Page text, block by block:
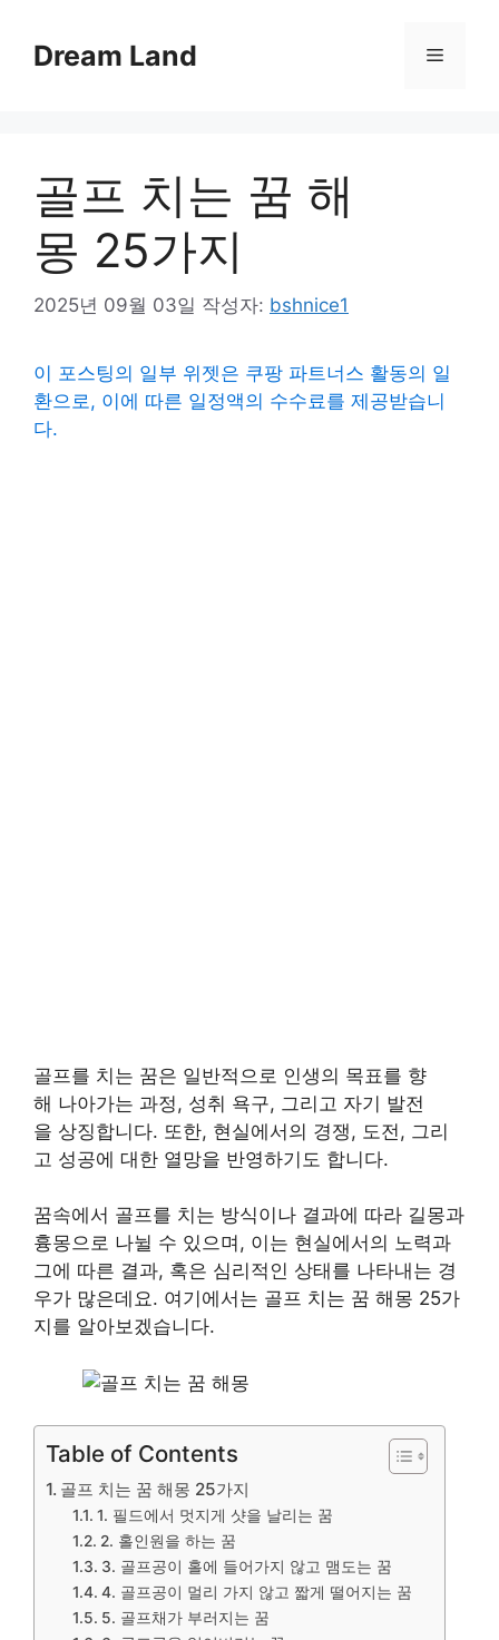
Dream Land 메
​골프 치는 꿈 해
몽 25가지
2025년 09월 03일 작성자: bshnice1
이 포스팅의 일부 위젯은 쿠팡 파트너스 활동의 일
환으로, 이에 따른 일정액의 수수료를 제공받습니
다.
골프를 치는 꿈은 일반적으로 인생의 목표를 향
해 나아가는 과정, 성취 욕구, 그리고 자기 발전
을 상징합니다. 또한, 현실에서의 경쟁, 도전, 그리
고 성공에 대한 열망을 반영하기도 합니다.
꿈속에서 골프를 치는 방식이나 결과에 따라 길몽과
흉몽으로 나뉠 수 있으며, 이는 현실에서의 노력과
그에 따른 결과, 혹은 심리적인 상태를 나타내는 경
우가 많은데요. 여기에서는 골프 치는 꿈 해몽 25가
지를 알아보겠습니다.
Table of Contents
​골프 치는 꿈 해몽 25가지
​1. 필드에서 멋지게 샷을 날리는 꿈
​2. 홀인원을 하는 꿈
3. 골프공이 홀에 들어가지 않고 맴도는 꿈
4. 골프공이 멀리 가지 않고 짧게 떨어지는 꿈
​5. 골프채가 부러지는 꿈